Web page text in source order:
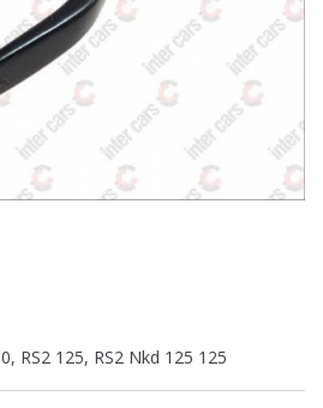
RS2 125, RS2 Nkd 125 125